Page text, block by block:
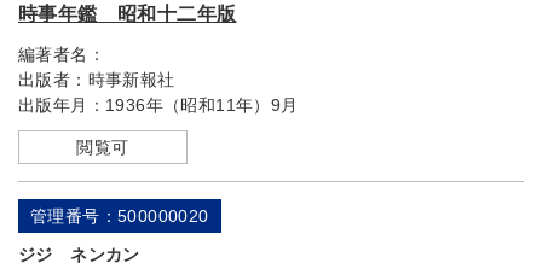
時事年鑑 昭和十二年版
編著者名：
出版者： 時事新報社
出版年月： 1936年（昭和11年）9月
閲覧可
管理番号：500000020
ジジ ネンカン